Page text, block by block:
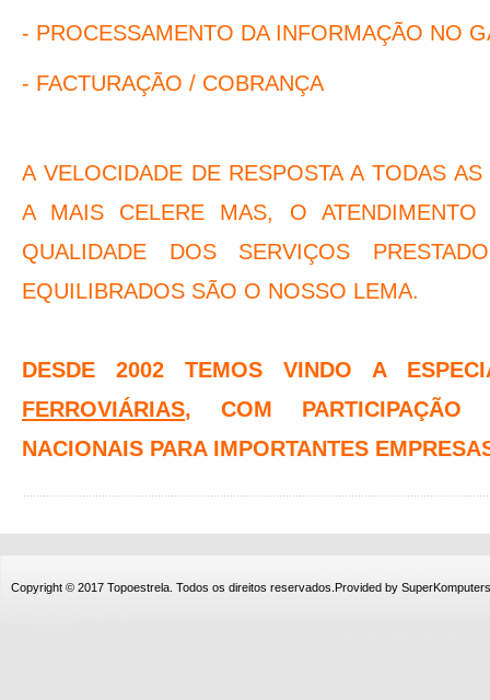
- PROCESSAMENTO DA INFORMAÇÃO NO
- FACTURAÇÃO / COBRANÇA
A VELOCIDADE DE RESPOSTA A TODAS
A MAIS CELERE MAS, O ATENDIMENTO
QUALIDADE DOS SERVIÇOS
EQUILIBRADOS SÃO O NOSSO LEMA.
DESDE 2002 TEMOS VINDO A
FERROVIÁRIAS, COM PARTICIPAÇÃO
NACIONAIS PARA IMPORTANTES
Copyright © 2017 Topoestrela. Todos os direitos reservados.Provided by SuperKomputers